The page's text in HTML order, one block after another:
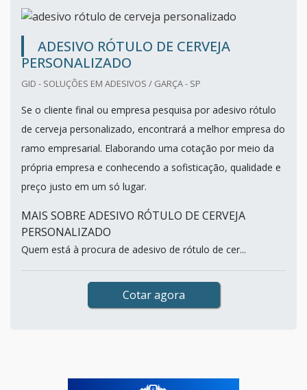
ADESIVO RÓTULO DE CERVEJA
PERSONALIZADO
GID - SOLUÇÕES EM ADESIVOS / GARÇA - SP
Se o cliente final ou empresa pesquisa por adesivo rótulo
de cerveja personalizado, encontrará a melhor empresa do
ramo empresarial. Elaborando uma cotação por meio da
própria empresa e conhecendo a sofisticação, qualidade e
preço justo em um só lugar.
MAIS SOBRE ADESIVO RÓTULO DE CERVEJA
PERSONALIZADO
Quem está à procura de adesivo de rótulo de cer...
Cotar agora